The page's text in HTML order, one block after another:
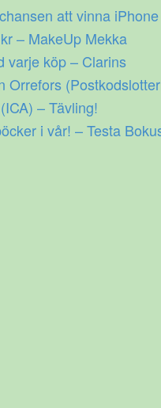
att vinna
– MakeUp Mekka
varje köp – Clarins
Orrefors
– Tävling!
i vår! – Testa